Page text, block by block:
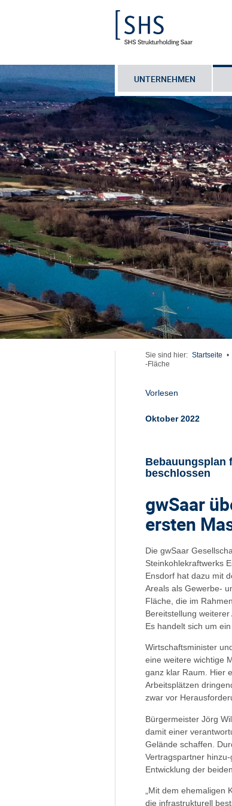
UNTERNEHMEN
Sie sind hier: Startseite •
-Fläche
Vorlesen
Oktober 2022
Bebauungsplan
beschlossen
gwSaar
ersten
Die gwSaar
Steinkohlekraftwerks
Ensdorf hat dazu mit
Areals als Gewerbe-
Fläche, die im
Bereitstellung
Es handelt sich um
Wirtschaftsminister
eine weitere wichtige
ganz klar Raum. Hier
Arbeitsplätzen
zwar vor
Bürgermeister Jörg
damit einer
Gelände schaffen.
Vertragspartner
Entwicklung der
„Mit dem ehemaligen
die infrastrukturell